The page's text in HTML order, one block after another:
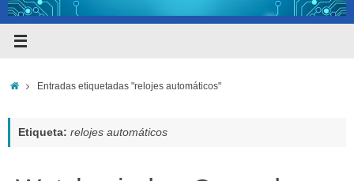
InicioEntradas etiquetadas "relojes automáticos"
Etiqueta: relojes automáticos